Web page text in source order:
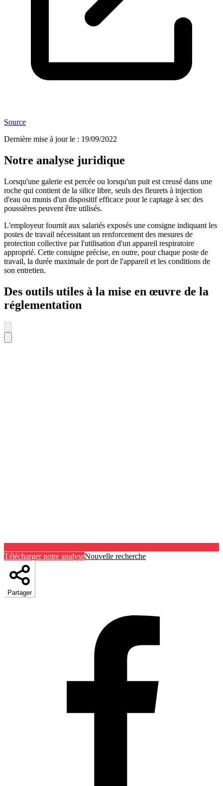
Source
Dernière mise à jour le : 19/09/2022
Notre analyse juridique
Lorsqu'une galerie est percée ou lorsqu'un puit est creusé dans une
roche qui contient de la silice libre, seuls des fleurets à injection
d'eau ou munis d'un dispositif efficace pour le captage à sec des
poussières peuvent être utilisés.
L'employeur fournit aux salariés exposés une consigne indiquant les
postes de travail nécessitant un renforcement des mesures de
protection collective par l'utilisation d'un appareil respiratoire
approprié. Cette consigne précise, en outre, pour chaque poste de
travail, la durée maximale de port de l'appareil et les conditions de
son entretien.
Des outils utiles à la mise en œuvre de la
réglementation
Télécharger notre analyseNouvelle recherche
Partager